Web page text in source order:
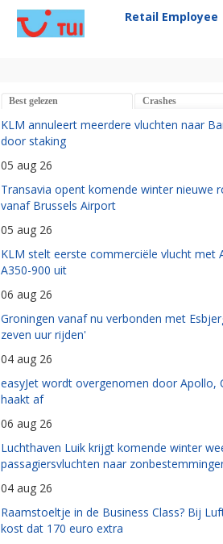
Retail Employee
Best gelezen Crashes
KLM annuleert meerdere vluchten naar
door staking
05 aug 26
Transavia opent komende winter nieuwe
vanaf Brussels Airport
05 aug 26
KLM stelt eerste commerciële vlucht met
A350-900 uit
06 aug 26
Groningen vanaf nu verbonden met
zeven uur rijden'
04 aug 26
easyJet wordt overgenomen door Apollo,
haakt af
06 aug 26
Luchthaven Luik krijgt komende winter
passagiersvluchten naar
04 aug 26
Raamstoeltje in de Business Class? Bij
kost dat 170 euro extra